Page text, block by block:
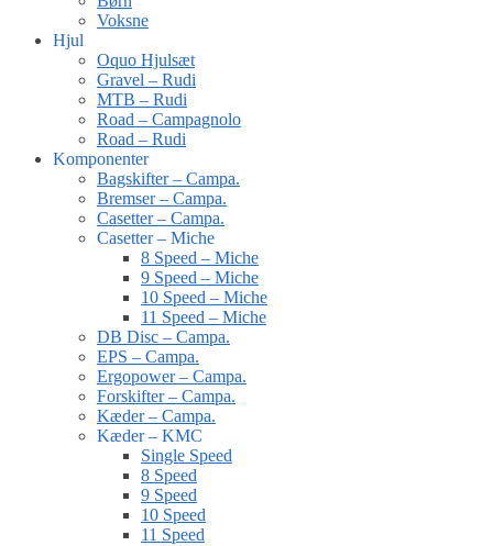
Voksne
Hjul
Oquo Hjulsæt
Gravel – Rudi
MTB – Rudi
Road – Campagnolo
Road – Rudi
Komponenter
Bagskifter – Campa.
Bremser – Campa.
Casetter – Campa.
Casetter – Miche
8 Speed – Miche
9 Speed – Miche
10 Speed – Miche
11 Speed – Miche
DB Disc – Campa.
EPS – Campa.
Ergopower – Campa.
Forskifter – Campa.
Kæder – Campa.
Kæder – KMC
Single Speed
8 Speed
9 Speed
10 Speed
11 Speed